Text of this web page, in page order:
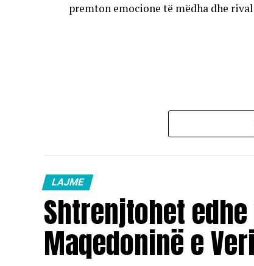
premton emocione të mëdha dhe
LAJME
Shtrenjtohet
Maqedoninë e